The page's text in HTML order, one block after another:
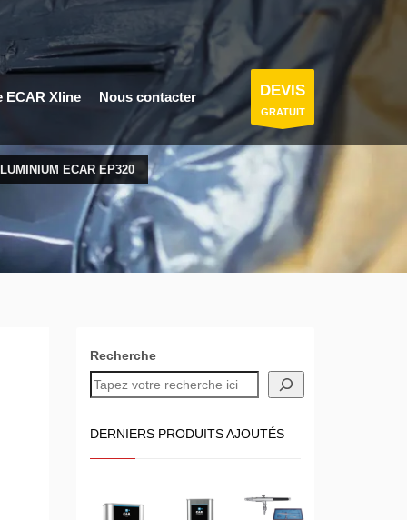
ECAR Xline Nous contacter DEVIS
GRATUIT
ECAR EP320
Recherche
DERNIERS PRODUITS AJOUTÉS